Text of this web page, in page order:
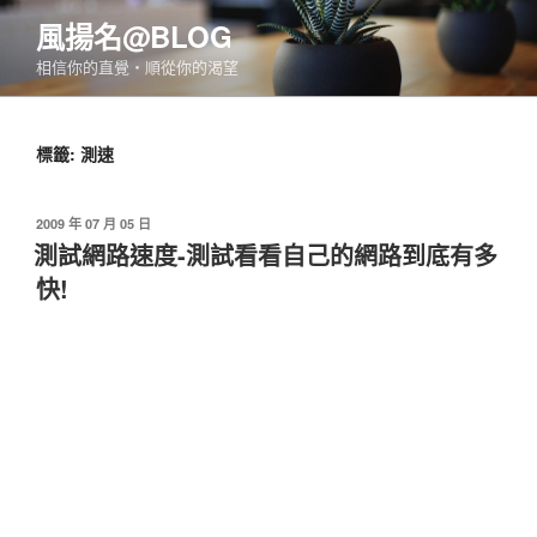
跳
要
風揚名@BLOG
相信你的直覺‧順從你的渴望
標籤: 測速
發
佈
於
2009 年 07 月 05 日
測試網路速度-測試看看自己的網路到底有多
快!